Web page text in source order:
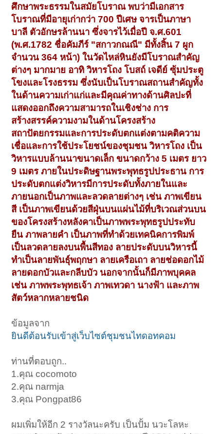
ศึกษาพระธรรมในสมัยโบราณ พบว่ามีเอกสาร
โบราณที่มีอายุเก่ากว่า 700 ปีเศษ จารเป็นภาษา
บาลี ตัวอักษรล้านนา ซึ่งจารไว้เมื่อปี จ.ศ.601
(พ.ศ.1782 ชื่อคัมภีร์ "สกาวกณณี" มีทั้งสิ้น 7 ผูก
จำนวน 364 หน้า) ในวัดไหล่หินยังมีโบราณสำคัญ
ต่างๆ มากมาย อาทิ วิหารโถง โบสถ์ เจดีย์ ซุ้มประตู
โขงและโรงธรรม ซึ่งนับเป็นโบราณสถานสำคัญทั้ง
ในด้านความเก่าแก่และมีคุณค่าทางด้านศิลปะที่
แสดงออกถึงความสามารถในเชิงช่าง การ
สร้างสรรค์ความงามในด้านโครงสร้าง
สถาปัตยกรรมและการประดับตกแต่งตามคติความ
เชื่อและการใช้ประโยชน์ของชุมชน วิหารโถง เป็น
วิหารแบบล้านนาขนาดเล็ก ขนาดกว้าง 5 เมตร ยาว
9 เมตร ภายในประดิษฐานพระพุทธรูปประธาน การ
ประดับตกแต่งวิหารมีการประดับทั้งภายในและ
ภายนอกเป็นภาพและลวดลายต่างๆ เช่น ภาพเขียน
สี เป็นภาพเขียนด้วยสีฝุ่นบนแผ่นไม้ที่บริเวณส่วนบน
ของโครงสร้างหลังคาเป็นภาพพระพุทธรูปประทับ
ยืน ภาพลายคำ เป็นภาพที่ทำด้วยเทคนิคการพิมพ์
เป็นลวดลายลงบนพื้นสีทอง ลายประดับบนวิหารนี้
ทำเป็นลายพันธุ์พฤกษา ลายเครือเถา ลายช่อดอกไม้
ลายดอกบัวและกลีบบัว นอกจากนั้นก็มีภาพบุคคล
เช่น ภาพพระพุทธเจ้า ภาพเทวดา นางฟ้า และภาพ
สัตว์หลากหลายชนิด
ข้อมูลจาก
ยินดีต้อนรับเข้าสู่เว็บไซต์ชุมชนไทดอทคอม
ท่านที่ตอบถูก..
1.คุณ cocomoto
2.คุณ narmja
3.คุณ Pongpat86
ผมเพิ่มให้อีก 2 รางวัลนะครับ เป็นปั้ม นวะโลหะ